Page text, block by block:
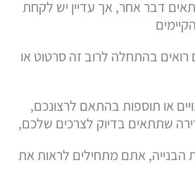
דבר אחר, אך עדיין יש לקחת
בהתחלה לרוב זה סרטוט או
או תוספות בהתאם לרצונכם,
שתתאים בדיוק לצרכים שלכם,
אתם מתחילים לראות את